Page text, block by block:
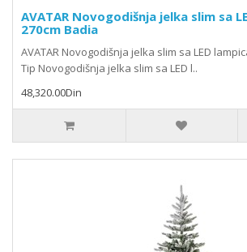
AVATAR Novogodišnja jelka slim sa
270cm Badia
AVATAR Novogodišnja jelka slim sa LED
Tip Novogodišnja jelka slim sa LED l..
48,320.00Din